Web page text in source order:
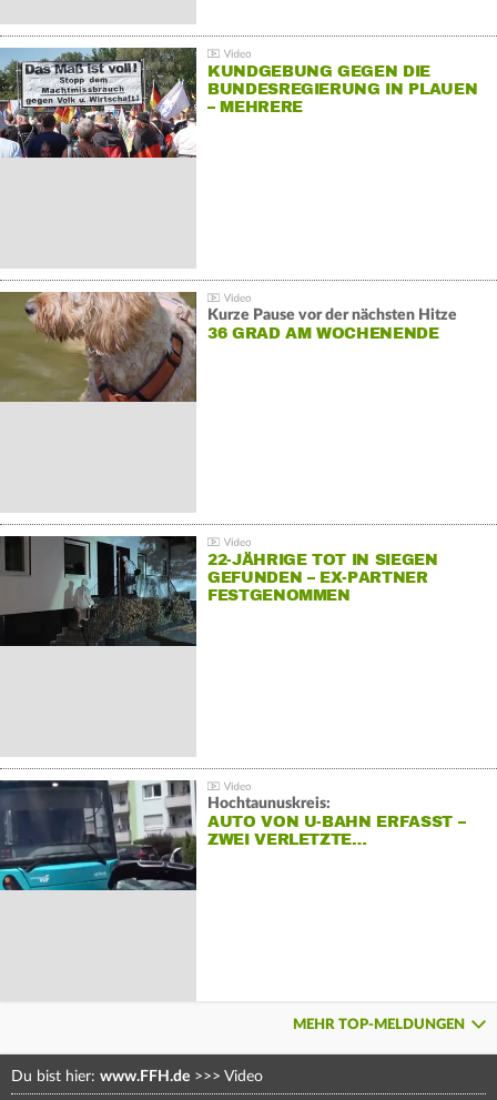
KUNDGEBUNG GEGEN DIE
BUNDESREGIERUNG IN PLAUEN
– MEHRERE
Kurze Pause vor der nächsten Hitze
36 GRAD AM WOCHENENDE
22-JÄHRIGE TOT IN SIEGEN
GEFUNDEN – EX-PARTNER
FESTGENOMMEN
Hochtaunuskreis:
AUTO VON U-BAHN ERFASST –
ZWEI VERLETZTE…
MEHR TOP-MELDUNGEN
Du bist hier: www.FFH.de >>> Video